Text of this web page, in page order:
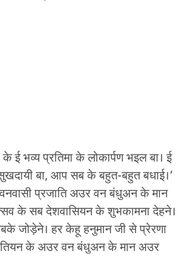
भव्य प्रतिमा के लोकार्पण भइल बा। ई
बा, आप सब के बहुत-बहुत बधाई।’
प्रजाति अउर वन बंधुअन के मान
के सब देशवासियन के शुभकामना देहने।
जोड़ेने। हर केहू हनुमान जी से प्रेरणा
के अउर वन बंधुअन के मान अउर